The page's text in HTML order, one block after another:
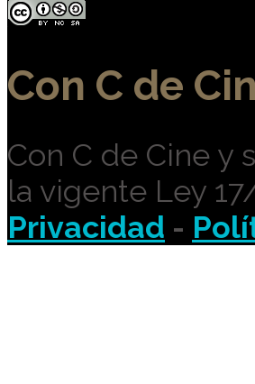
Con C de
Con C de Cine y
la vigente Ley
Privacidad -